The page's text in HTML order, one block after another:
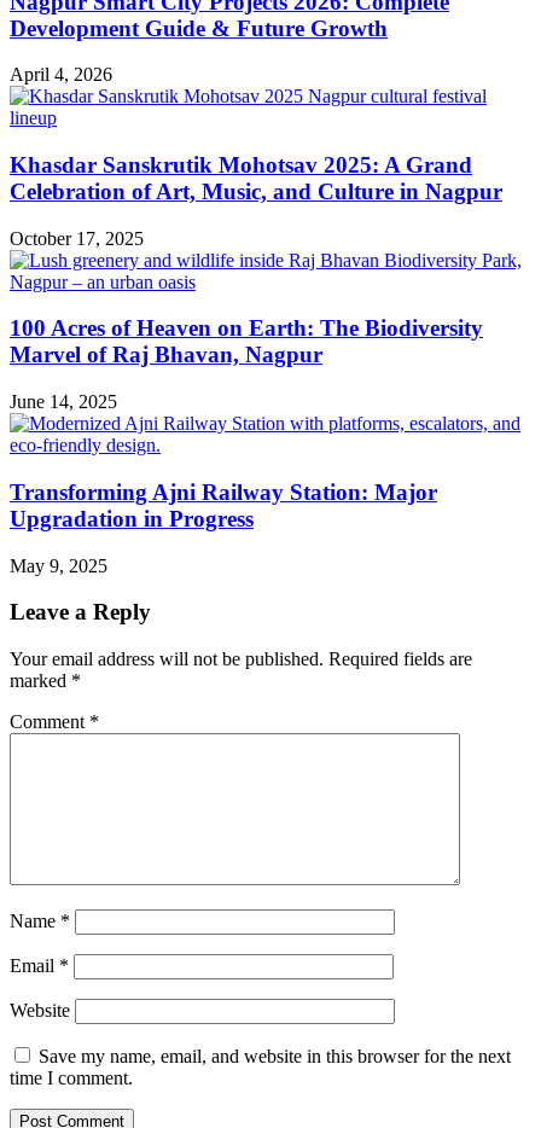
Development Guide & Future Growth
April 4, 2026
Khasdar Sanskrutik Mohotsav 2025: A Grand
Celebration of Art, Music, and Culture in Nagpur
October 17, 2025
100 Acres of Heaven on Earth: The Biodiversity
Marvel of Raj Bhavan, Nagpur
June 14, 2025
Transforming Ajni Railway Station: Major
Upgradation in Progress
May 9, 2025
Leave a Reply
Your email address will not be published. Required fields are
marked *
Comment *
Name *
Email *
Website
Save my name, email, and website in this browser for the next
time I comment.